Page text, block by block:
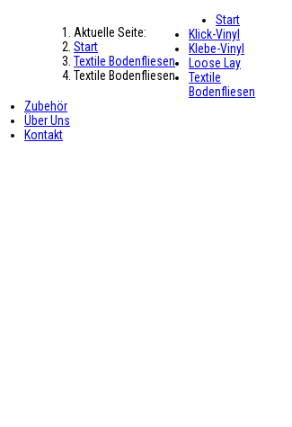
Aktuelle Seite:
Start
Textile Bodenfliesen
Textile Bodenfliesen
Start
Klick-Vinyl
Klebe-Vinyl
Loose Lay
Textile
Bodenfliesen
Zubehör
Über Uns
Kontakt